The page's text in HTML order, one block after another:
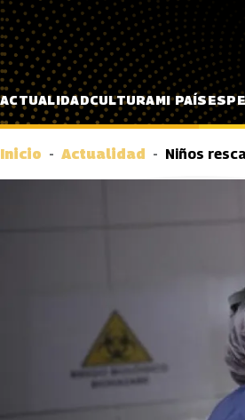
Pasar al contenido principal
ACTUALIDADCULTURAMI PAÍS
Inicio Actualidad Niños